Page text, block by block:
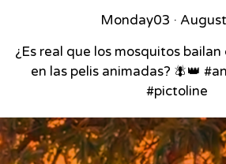
Monday03 ·
¿Es real que los mosquitos
en las pelis animadas? 🪰👑
#pictoline